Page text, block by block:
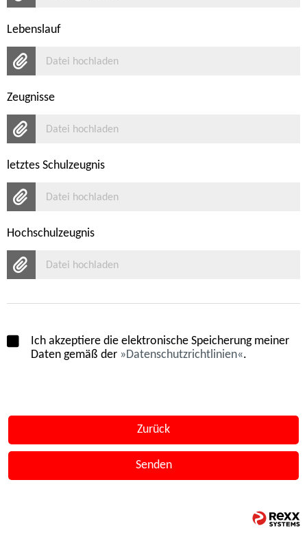
Lebenslauf
Datei hochladen
Zeugnisse
Datei hochladen
letztes Schulzeugnis
Datei hochladen
Hochschulzeugnis
Datei hochladen
Ich akzeptiere die elektronische Speicherung meiner
Daten gemäß der
Datenschutzrichtlinien .
Zurück
Senden